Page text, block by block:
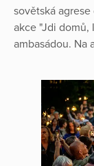
sovětská
akce "Jdi domů,
ambasádou. Na